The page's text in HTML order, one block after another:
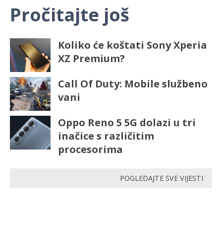
Pročitajte još
Koliko će koštati Sony Xperia
XZ Premium?
Call Of Duty: Mobile službeno
vani
Oppo Reno 5 5G dolazi u tri
inačice s različitim
procesorima
POGLEDAJTE SVE VIJESTI